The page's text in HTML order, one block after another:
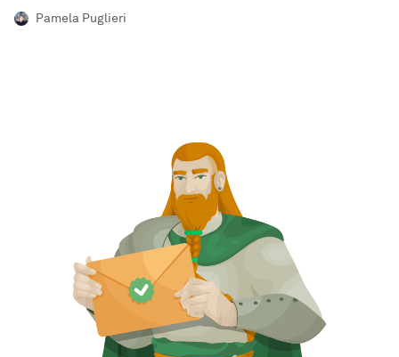
Pamela Puglieri